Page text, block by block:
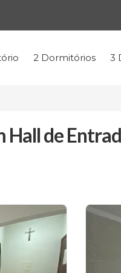
2 Dormitórios 3
de